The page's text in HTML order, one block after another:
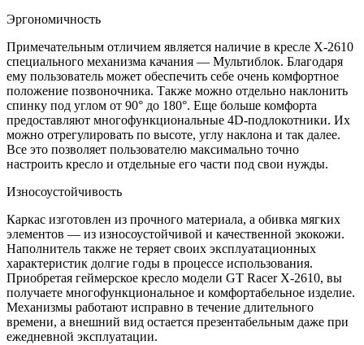
Эргономичность
Примечательным отличием является наличие в кресле X-2610
специального механизма качания — Мультиблок. Благодаря
ему пользователь может обеспечить себе очень комфортное
положение позвоночника. Также можно отдельно наклонить
спинку под углом от 90° до 180°. Еще больше комфорта
предоставляют многофункциональные 4D-подлокотники. Их
можно отрегулировать по высоте, углу наклона и так далее.
Все это позволяет пользователю максимально точно
настроить кресло и отдельные его части под свои нужды.
Износоустойчивость
Каркас изготовлен из прочного материала, а обивка мягких
элементов — из износоустойчивой и качественной экокожи.
Наполнитель также не теряет своих эксплуатационных
характеристик долгие годы в процессе использования.
Приобретая геймерское кресло модели GT Racer X-2610, вы
получаете многофункциональное и комфортабельное изделие.
Механизмы работают исправно в течение длительного
времени, а внешний вид остается презентабельным даже при
ежедневной эксплуатации.